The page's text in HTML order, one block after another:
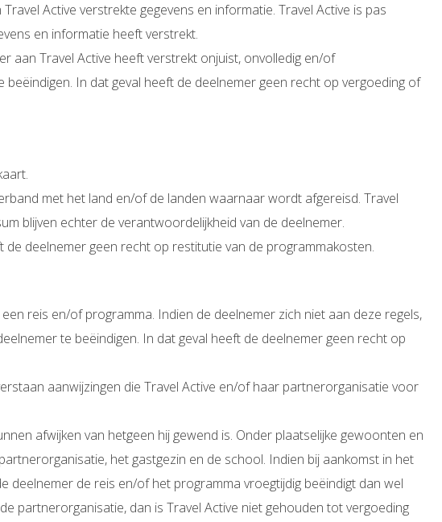
Active verstrekte gegevens en informatie. Travel Active is pas
en informatie heeft verstrekt.
aan Travel Active heeft verstrekt onjuist, onvolledig en/of
In dat geval heeft de deelnemer geen recht op vergoeding of
met het land en/of de landen waarnaar wordt afgereisd. Travel
blijven echter de verantwoordelijkheid van de deelnemer.
deelnemer geen recht op restitutie van de programmakosten.
reis en/of programma. Indien de deelnemer zich niet aan deze regels,
te beëindigen. In dat geval heeft de deelnemer geen recht op
aanwijzingen die Travel Active en/of haar partnerorganisatie voor
afwijken van hetgeen hij gewend is. Onder plaatselijke gewoonten en
het gastgezin en de school. Indien bij aankomst in het
de reis en/of het programma vroegtijdig beëindigt dan wel
partnerorganisatie, dan is Travel Active niet gehouden tot vergoeding